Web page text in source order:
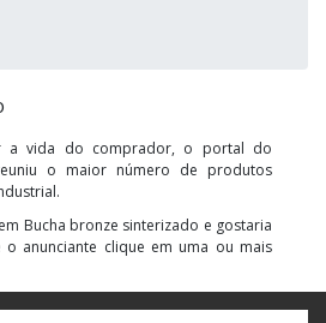
a vida do comprador, o portal do
o maior número de produtos
Bucha bronze sinterizado e gostaria
anunciante clique em uma ou mais